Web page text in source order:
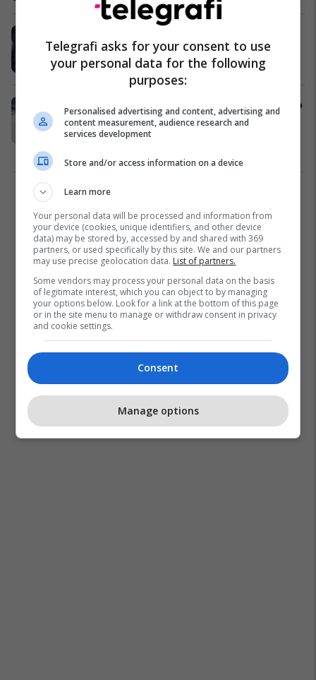
Pejё
Kronika e Zezë 30/03/2026
Policia në Gjilan nis aksion me “zero
tolerancë” ndaj motoçiklistëve dhe
trotinetëve që shkelin ligjin
Telegrafi asks for your consent to use
your personal data for the following
purposes:
Personalised advertising and content, advertising and
content measurement, audience research and
services development
Store and/or access information on a device
Learn more
Your personal data will be processed and information from
your device (cookies, unique identifiers, and other device
data) may be stored by, accessed by and shared with 369
partners, or used specifically by this site. We and our partners
may use precise geolocation data. List of partners.
Some vendors may process your personal data on the basis
of legitimate interest, which you can object to by managing
your options below. Look for a link at the bottom of this page
or in the site menu to manage or withdraw consent in privacy
and cookie settings.
Consent
Manage options